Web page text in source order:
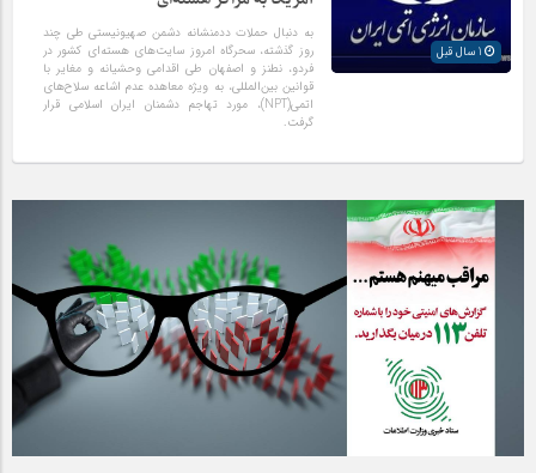
به دنبال حملات ددمنشانه دشمن صهیونیستی طی چند
روز گذشته، سحرگاه امروز سایت‌های هسته‌ای کشور در
فردو، نطنز و اصفهان طی اقدامی وحشیانه و مغایر با
قوانین بین‌المللی، به ویژه معاهده عدم اشاعه سلاح‌های
اتمی(NPT)، مورد تهاجم دشمنان ایران اسلامی قرار
گرفت.